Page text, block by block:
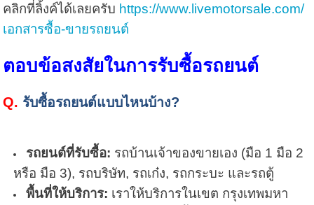
คลิกที่ลิ้งค์ได้เลยครับ https://www.livemotorsale.com/
เอกสารซื้อ-ขายรถยนต์
ตอบข้อสงสัยในการรับซื้อรถยนต์
Q. รับซื้อรถยนต์แบบไหนบ้าง?
รถยนต์ที่รับซื้อ: รถบ้านเจ้าของขายเอง (มือ 1 มือ 2
หรือ มือ 3), รถบริษัท, รถเก๋ง, รถกระบะ และรถตู้
พื้นที่ให้บริการ: เราให้บริการในเขต กรุงเทพมหา